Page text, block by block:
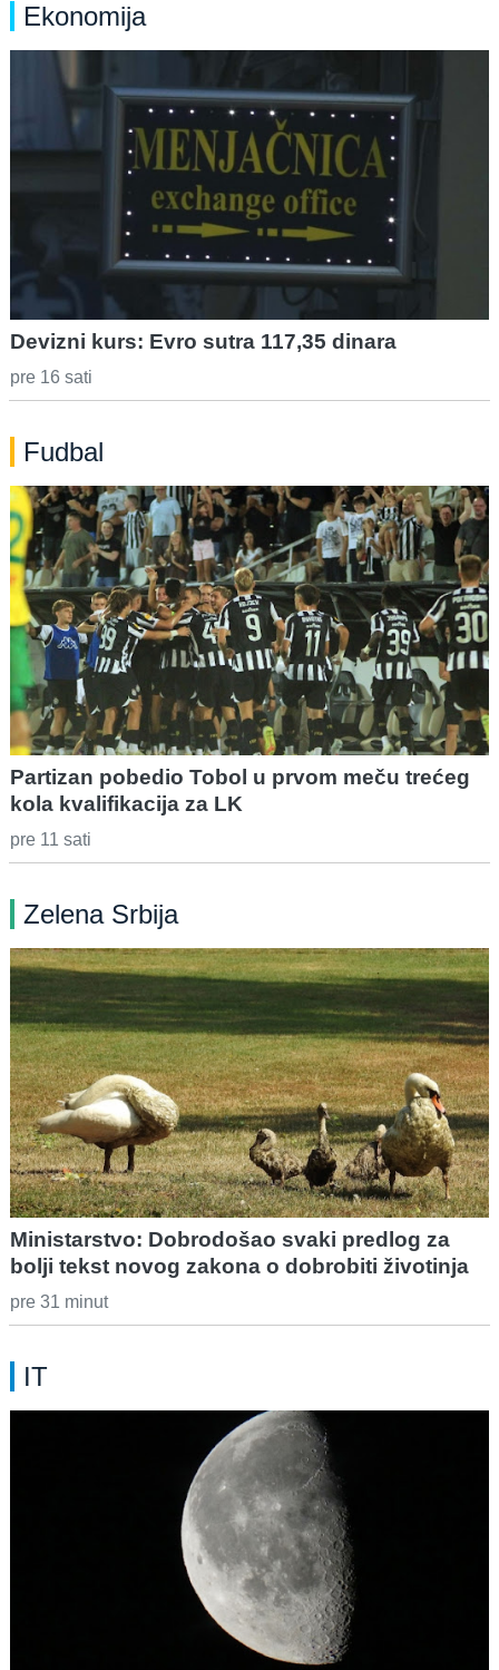
Ekonomija
Devizni kurs: Evro sutra 117,35 dinara
pre 16 sati
Fudbal
Partizan pobedio Tobol u prvom meču trećeg
kola kvalifikacija za LK
pre 11 sati
Zelena Srbija
Ministarstvo: Dobrodošao svaki predlog za
bolji tekst novog zakona o dobrobiti životinja
pre 31 minut
IT